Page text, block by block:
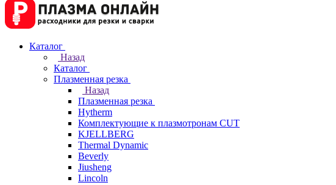
Каталог
Назад
Каталог
Плазменная резка
Назад
Плазменная резка
Hytherm
Комплектующие к плазмотронам CUT
KJELLBERG
Thermal Dynamic
Beverly
Jiusheng
Lincoln